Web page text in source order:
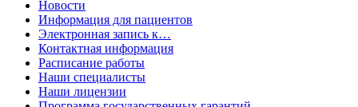
Новости
Информация для пациентов
Электронная запись к…
Контактная информация
Расписание работы
Наши специалисты
Наши лицензии